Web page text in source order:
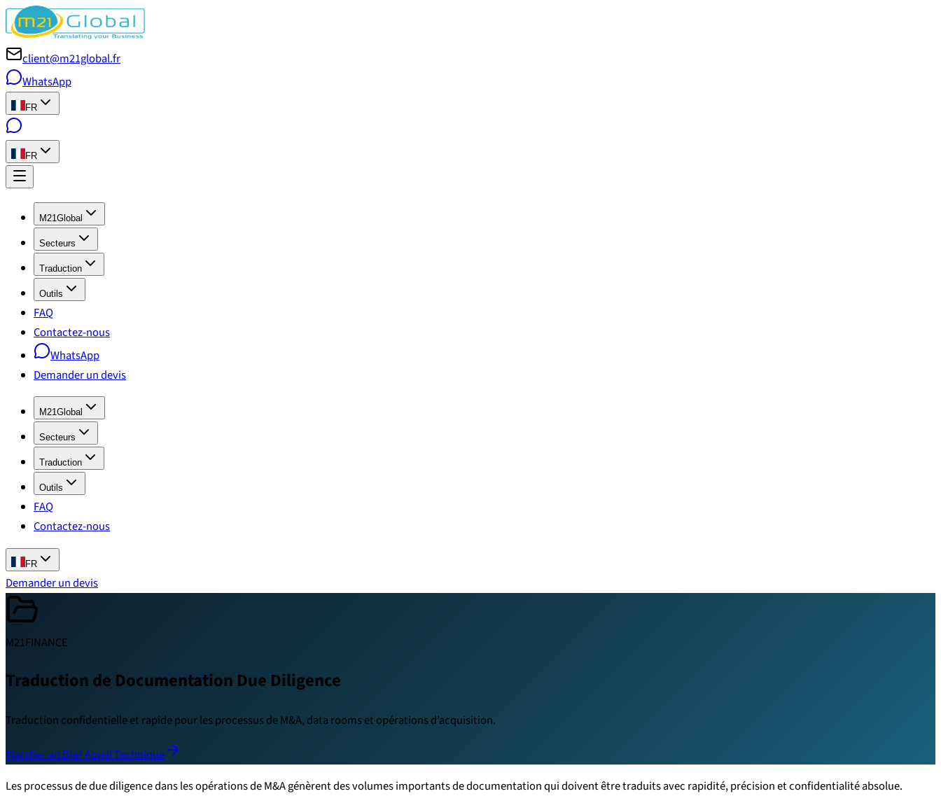
client@m21global.fr
WhatsApp
FR
FR
M21Global
Secteurs
Traduction
Outils
FAQ
Contactez-nous
WhatsApp
Demander un devis
M21Global
Secteurs
Traduction
Outils
FAQ
Contactez-nous
FR
Demander un devis
M21FINANCE
Traduction de Documentation Due Diligence
Traduction confidentielle et rapide pour les processus de M&A, data rooms et opérations d’acquisition.
Planifier un Bref Appel Technique
Les processus de due diligence dans les opérations de M&A génèrent des volumes importants de documentation qui doivent être traduits avec rapidité, précision et confidentialité absolue.